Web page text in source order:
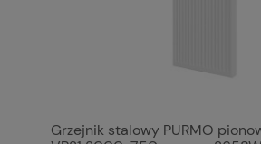
Grzejnik stalowy PURMO